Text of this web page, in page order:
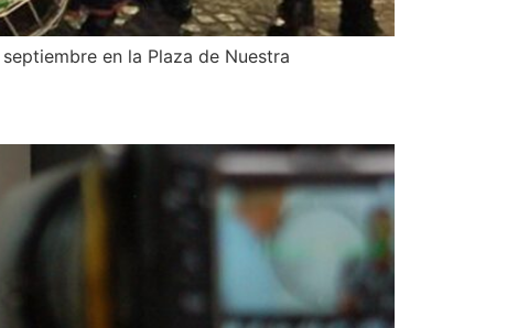
en la Plaza de Nuestra